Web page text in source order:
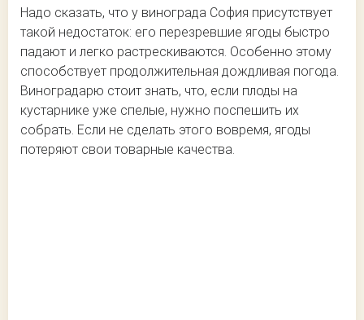
Надо сказать, что у винограда София присутствует
такой недостаток: его перезревшие ягоды быстро
падают и легко растрескиваются. Особенно этому
способствует продолжительная дождливая погода.
Виноградарю стоит знать, что, если плоды на
кустарнике уже спелые, нужно поспешить их
собрать. Если не сделать этого вовремя, ягоды
потеряют свои товарные качества.